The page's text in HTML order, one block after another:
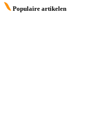
Populaire artikelen